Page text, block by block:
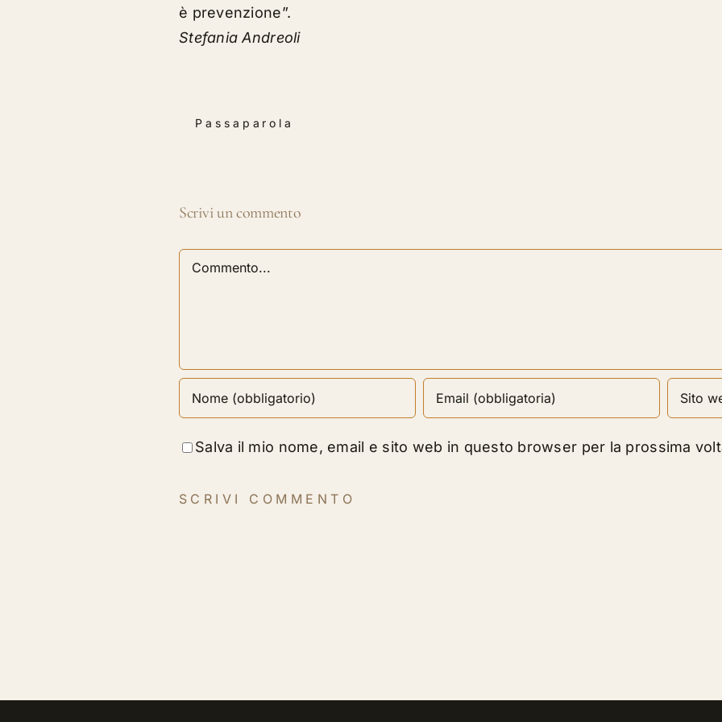
è prevenzione”.
Stefania Andreoli
Passaparola
Scrivi un commento
Commento
Salva il mio nome, email e sito web in questo browser per la prossima